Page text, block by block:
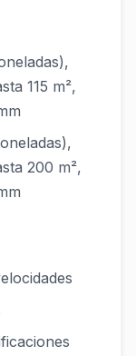
115 m²,
200 m²,